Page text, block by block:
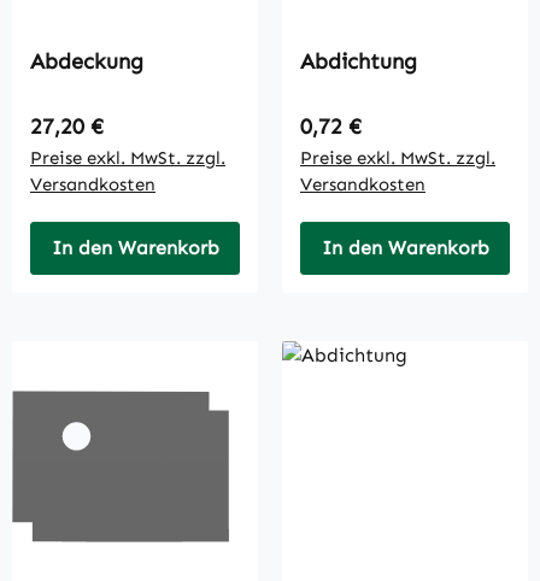
Abdeckung
Regulärer Preis:
27,20 €
Preise exkl. MwSt. zzgl.
Versandkosten
In den Warenkorb
Abdichtung
Regulärer Preis:
0,72 €
Preise exkl. MwSt. zzgl.
Versandkosten
In den Warenkorb